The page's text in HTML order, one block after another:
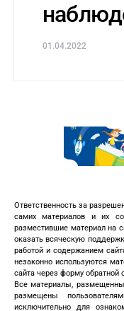
01.04.2022
Ответственность за
самих материалов и их
разместившие материал на
оказать всяческую
работой и содержанием
незаконно используются
сайта через форму обратной
Все материалы,
размещены
исключительно для